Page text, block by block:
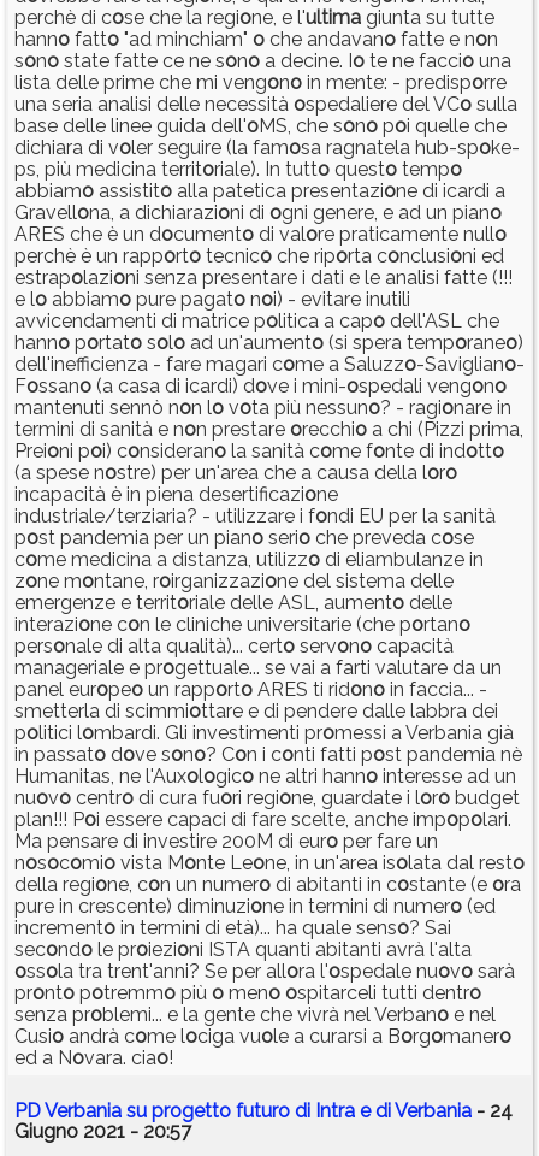
perchè di cose che la regione, e l'ultima giunta su tutte
hanno fatto "ad minchiam" o che andavano fatte e non
sono state fatte ce ne sono a decine. I o te ne faccio una
lista delle prime che mi vengono in mente: - predisporre
una seria analisi delle necessità ospedaliere del VCo sulla
base delle linee guida dell'oMS, che sono poi quelle che
dichiara di voler seguire (la famosa ragnatela hub-spoke-
ps, più medicina territoriale). In tutto questo tempo
abbiamo assistito alla patetica presentazione di icardi a
Gravellona, a dichiarazioni di ogni genere, e ad un piano
ARES che è un documento di valore praticamente nullo
perchè è un rapporto tecnico che riporta conclusioni ed
estrapolazioni senza presentare i dati e le analisi fatte (!!!
e lo abbiamo pure pagato noi) - evitare inutili
avvicendamenti di matrice politica a capo dell'ASL che
hanno portato solo ad un'aumento (si spera temporaneo)
dell'inefficienza - fare magari come a Saluzzo-Savigliano-
Fossano (a casa di icardi) dove i mini-ospedali vengono
mantenuti sennò non lo vota più nessuno? - ragionare in
termini di sanità e non prestare orecchio a chi (Pizzi prima,
Preioni poi) considerano la sanità come fonte di indotto
(a spese nostre) per un'area che a causa della loro
incapacità è in piena desertificazione
industriale/terziaria? - utilizzare i fondi EU per la sanità
post pandemia per un piano serio che preveda cose
come medicina a distanza, utilizzo di eliambulanze in
zone montane, roirganizzazione del sistema delle
emergenze e territoriale delle ASL, aumento delle
interazione con le cliniche universitarie (che portano
personale di alta qualità)... certo servono capacità
manageriale e progettuale... se vai a farti valutare da un
panel europeo un rapporto ARES ti ridono in faccia... -
smetterla di scimmiottare e di pendere dalle labbra dei
politici lombardi. Gli investimenti promessi a Verbania già
in passato dove sono? Con i conti fatti post pandemia nè
Humanitas, ne l'Auxologico ne altri hanno interesse ad un
nuovo centro di cura fuori regione, guardate i loro budget
plan!!! Poi essere capaci di fare scelte, anche impopolari.
Ma pensare di investire 200M di euro per fare un
nosocomio vista Monte Leone, in un'area isolata dal resto
della regione, con un numero di abitanti in costante (e ora
pure in crescente) diminuzione in termini di numero (ed
incremento in termini di età)... ha quale senso? Sai
secondo le proiezioni ISTA quanti abitanti avrà l'alta
ossola tra trent'anni? Se per allora l'ospedale nuovo sarà
pronto potremmo più o meno ospitarceli tutti dentro
senza problemi... e la gente che vivrà nel Verbano e nel
Cusio andrà come lociga vuole a curarsi a Borgomanero
ed a Novara. ciao!
PD Verbania su progetto futuro di Intra e di Verbania - 24
Giugno 2021 - 20:57